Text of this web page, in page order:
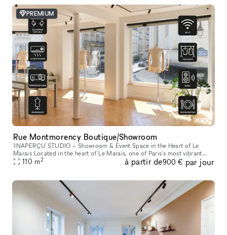
PREMIUM
Rue Montmorency Boutique/Showroom
'INAPERÇU STUDIO – Showroom & Event Space in the Heart of Le
Marais Located in the heart of Le Marais, one of Paris's most vibrant
and sought-after neighborhoods, L'INAPERÇU STUDIO is a versatile ve
110 m2 à partir de900 € par jour